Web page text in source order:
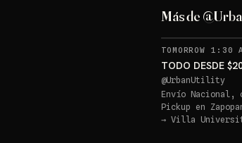
Más de
TOMORROW 1:30
TODO DESDE
@UrbanUtility
Envío Nacional,
Pickup en
→ Villa